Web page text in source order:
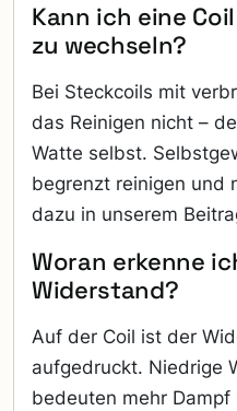
Kann ich eine
zu wechseln?
Bei Steckcoils mit
das Reinigen nicht –
Watte selbst.
begrenzt reinigen und
dazu in unserem
Woran erkenne
Widerstand?
Auf der Coil ist der
aufgedruckt. Niedrige
bedeuten mehr